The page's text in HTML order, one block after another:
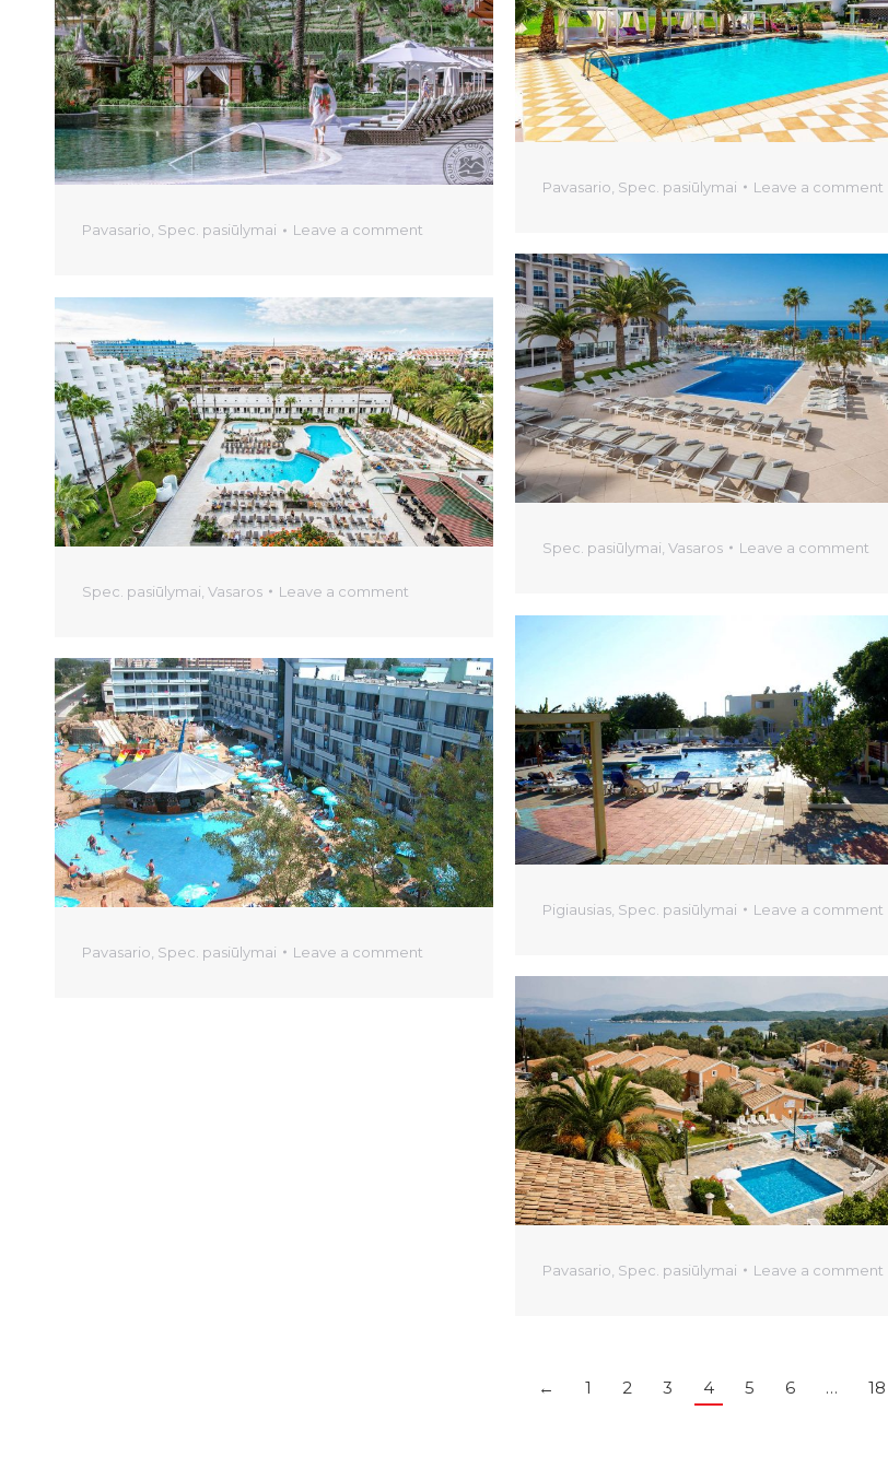
Pavasario Spec. pasiūlymai Leave a comment
Pavasario Spec. pasiūlymai Leave a comment
Spec. pasiūlymai Vasaros Leave a comment
Spec. pasiūlymai Vasaros Leave a comment
Pigiausias Spec. pasiūlymai Leave a comment
Pavasario Spec. pasiūlymai Leave a comment
Pavasario Spec. pasiūlymai Leave a comment
← 1 2 3 4 5 6 … 18